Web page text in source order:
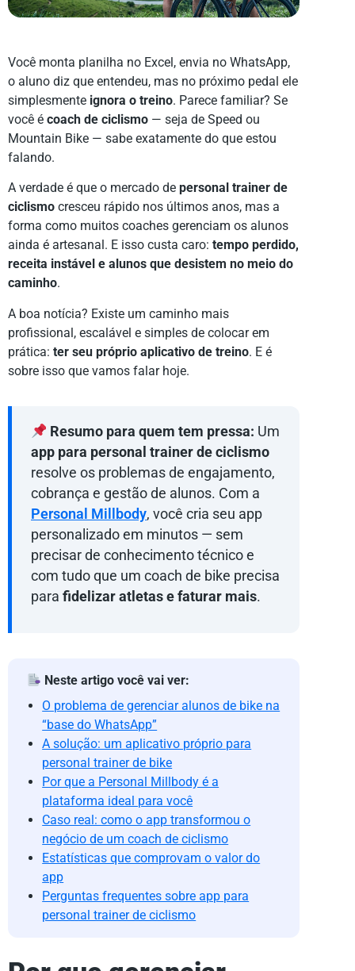
Você monta planilha no Excel, envia no WhatsApp,
o aluno diz que entendeu, mas no próximo pedal ele
simplesmente ignora o treino. Parece familiar? Se
você é coach de ciclismo — seja de Speed ou
Mountain Bike — sabe exatamente do que estou
falando.
A verdade é que o mercado de personal trainer de
ciclismo cresceu rápido nos últimos anos, mas a
forma como muitos coaches gerenciam os alunos
ainda é artesanal. E isso custa caro: tempo perdido,
receita instável e alunos que desistem no meio do
caminho.
A boa notícia? Existe um caminho mais
profissional, escalável e simples de colocar em
prática: ter seu próprio aplicativo de treino. E é
sobre isso que vamos falar hoje.
Resumo para quem tem pressa: Um
app para personal trainer de ciclismo
resolve os problemas de engajamento,
cobrança e gestão de alunos. Com a
Personal Millbody, você cria seu app
personalizado em minutos — sem
precisar de conhecimento técnico e
com tudo que um coach de bike precisa
para fidelizar atletas e faturar mais.
Neste artigo você vai ver:
O problema de gerenciar alunos de bike na
“base do WhatsApp”
A solução: um aplicativo próprio para
personal trainer de bike
Por que a Personal Millbody é a
plataforma ideal para você
Caso real: como o app transformou o
negócio de um coach de ciclismo
Estatísticas que comprovam o valor do
app
Perguntas frequentes sobre app para
personal trainer de ciclismo